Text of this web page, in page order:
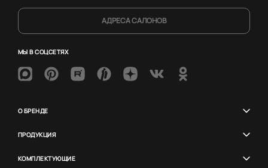
АДРЕСА САЛОНОВ
МЫ В СОЦСЕТЯХ
О БРЕНДЕ
ПРОДУКЦИЯ
КОМПЛЕКТУЮЩИЕ